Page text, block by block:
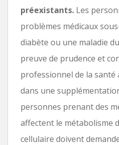
préexistants. Les
problèmes médicaux
diabète ou une maladie
preuve de prudence et
professionnel de la santé
dans une
personnes prenant des
affectent le métabolisme
cellulaire doivent